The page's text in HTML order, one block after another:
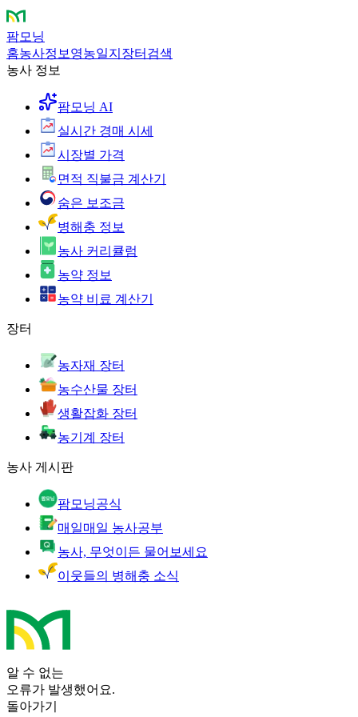
팜모닝
홈농사정보 영농일지 장터 검색
농사 정보
팜모닝 AI
실시간 경매 시세
시장별 가격
면적 직불금 계산기
숨은 보조금
병해충 정보
농사 커리큘럼
농약 정보
농약 비료 계산기
장터
농자재 장터
농수산물 장터
생활잡화 장터
농기계 장터
농사 게시판
팜모닝공식
매일매일 농사공부
농사, 무엇이든 물어보세요
이웃들의 병해충 소식
알 수 없는
오류가 발생했어요.
돌아가기